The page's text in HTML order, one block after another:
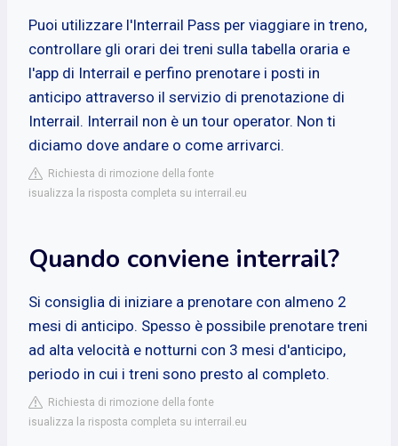
Puoi utilizzare l'Interrail Pass per viaggiare in treno,
controllare gli orari dei treni sulla tabella oraria e
l'app di Interrail e perfino prenotare i posti in
anticipo attraverso il servizio di prenotazione di
Interrail. Interrail non è un tour operator. Non ti
diciamo dove andare o come arrivarci.
Richiesta di rimozione della fonte
isualizza la risposta completa su interrail.eu
Quando conviene interrail?
Si consiglia di iniziare a prenotare con almeno 2
mesi di anticipo. Spesso è possibile prenotare treni
ad alta velocità e notturni con 3 mesi d'anticipo,
periodo in cui i treni sono presto al completo.
Richiesta di rimozione della fonte
isualizza la risposta completa su interrail.eu